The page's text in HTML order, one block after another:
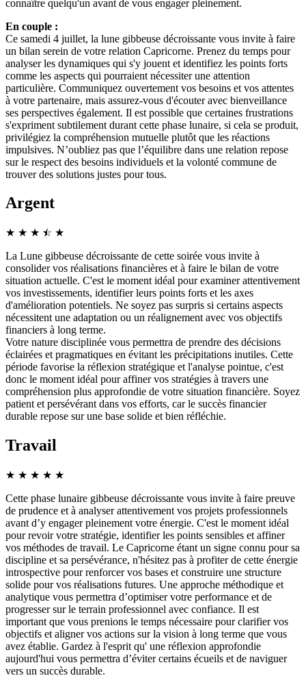
connaître quelqu'un avant de vous engager pleinement.
En couple :
Ce samedi 4 juillet, la lune gibbeuse décroissante vous invite à faire
un bilan serein de votre relation Capricorne. Prenez du temps pour
analyser les dynamiques qui s'y jouent et identifiez les points forts
comme les aspects qui pourraient nécessiter une attention
particulière. Communiquez ouvertement vos besoins et vos attentes
à votre partenaire, mais assurez-vous d'écouter avec bienveillance
ses perspectives également. Il est possible que certaines frustrations
s'expriment subtilement durant cette phase lunaire, si cela se produit,
privilégiez la compréhension mutuelle plutôt que les réactions
impulsives. N’oubliez pas que l’équilibre dans une relation repose
sur le respect des besoins individuels et la volonté commune de
trouver des solutions justes pour tous.
Argent
★ ★ ★ ☆
★ ★
La Lune gibbeuse décroissante de cette soirée vous invite à
consolider vos réalisations financières et à faire le bilan de votre
situation actuelle. C'est le moment idéal pour examiner attentivement
vos investissements, identifier leurs points forts et les axes
d'amélioration potentiels. Ne soyez pas surpris si certains aspects
nécessitent une adaptation ou un réalignement avec vos objectifs
financiers à long terme.
Votre nature disciplinée vous permettra de prendre des décisions
éclairées et pragmatiques en évitant les précipitations inutiles. Cette
période favorise la réflexion stratégique et l'analyse pointue, c'est
donc le moment idéal pour affiner vos stratégies à travers une
compréhension plus approfondie de votre situation financière. Soyez
patient et persévérant dans vos efforts, car le succès financier
durable repose sur une base solide et bien réfléchie.
Travail
★ ★ ★ ★ ★
Cette phase lunaire gibbeuse décroissante vous invite à faire preuve
de prudence et à analyser attentivement vos projets professionnels
avant d’y engager pleinement votre énergie. C'est le moment idéal
pour revoir votre stratégie, identifier les points sensibles et affiner
vos méthodes de travail. Le Capricorne étant un signe connu pour sa
discipline et sa persévérance, n'hésitez pas à profiter de cette énergie
introspective pour renforcer vos bases et construire une structure
solide pour vos réalisations futures. Une approche méthodique et
analytique vous permettra d’optimiser votre performance et de
progresser sur le terrain professionnel avec confiance. Il est
important que vous prenions le temps nécessaire pour clarifier vos
objectifs et aligner vos actions sur la vision à long terme que vous
avez établie. Gardez à l'esprit qu' une réflexion approfondie
aujourd'hui vous permettra d’éviter certains écueils et de naviguer
vers un succès durable.